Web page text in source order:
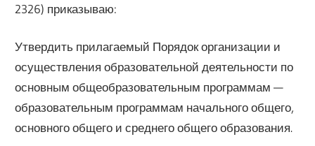
2326) приказываю:
Утвердить прилагаемый Порядок организации и
осуществления образовательной деятельности по
основным общеобразовательным программам —
образовательным программам начального общего,
основного общего и среднего общего образования.